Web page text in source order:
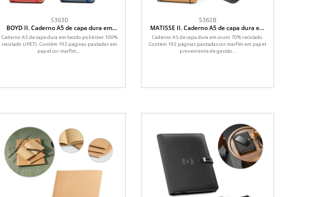
53630
BOYD II. Caderno A5 de capa dura em
poliéster 100% reciclado com páginas
pautadas
Caderno A5 de capa dura em tecido poliéster 100%
reciclado (rPET). Contém 192 páginas pautadas em
papel cor marfim,...
53628
MATISSE II. Caderno A5 de capa dura em
couro 70% reciclado com páginas pautadas
Caderno A5 de capa dura em couro 70% reciclado.
Contém 192 páginas pautadas cor marfim em papel
proveniente de gestão...